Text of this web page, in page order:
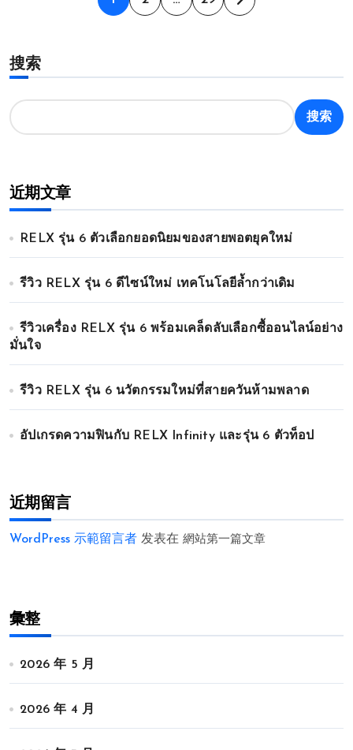
分
页
搜索
搜索
近期文章
RELX รุ่น 6 ตัวเลือกยอดนิยมของสายพอตยุคใหม่
รีวิว RELX รุ่น 6 ดีไซน์ใหม่ เทคโนโลยีล้ำกว่าเดิม
รีวิวเครื่อง RELX รุ่น 6 พร้อมเคล็ดลับเลือกซื้ออนไลน์อย่าง
มั่นใจ
รีวิว RELX รุ่น 6 นวัตกรรมใหม่ที่สายควันห้ามพลาด
อัปเกรดความฟินกับ RELX Infinity และรุ่น 6 ตัวท็อป
近期留言
WordPress 示範留言者 发表在 網站第一篇文章
彙整
2026 年 5 月
2026 年 4 月